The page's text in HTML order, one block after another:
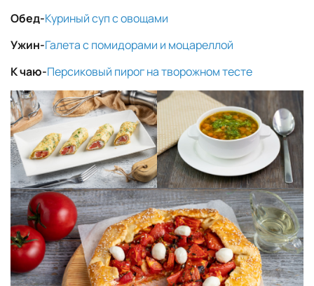
Обед-Куриный суп с овощами
Ужин-Галета с помидорами и моцареллой
К чаю-Персиковый пирог на творожном тесте